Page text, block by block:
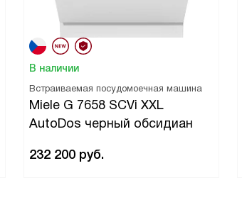
В наличии
Встраиваемая посудомоечная машина
Miele G 7658 SCVi XXL
AutoDos черный обсидиан
232 200 руб.